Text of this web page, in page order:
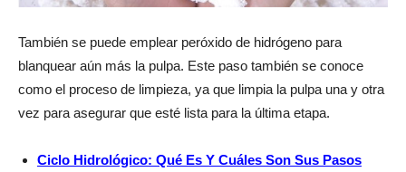
También se puede emplear peróxido de hidrógeno para
blanquear aún más la pulpa. Este paso también se conoce
como el proceso de limpieza, ya que limpia la pulpa una y otra
vez para asegurar que esté lista para la última etapa.
Ciclo Hidrológico: Qué Es Y Cuáles Son Sus Pasos